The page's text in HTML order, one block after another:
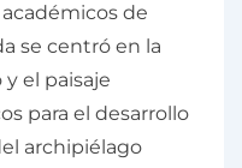
de
se centró en la
el paisaje
para el desarrollo
archipiélago